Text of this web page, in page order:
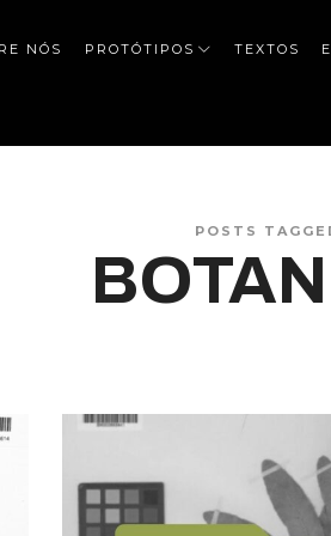
NÓS PROTÓTIPOS TEXTOS
POSTS